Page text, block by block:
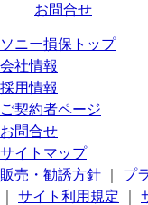
お問合せ
ソニー損保トップ
会社情報
採用情報
ご契約者ページ
お問合せ
サイトマップ
販売・勧誘方針
プ
サイト利用規定